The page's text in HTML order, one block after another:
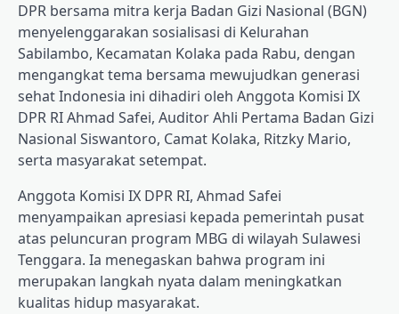
DPR bersama mitra kerja Badan Gizi Nasional (BGN)
menyelenggarakan sosialisasi di Kelurahan
Sabilambo, Kecamatan Kolaka pada Rabu, dengan
mengangkat tema bersama mewujudkan generasi
sehat Indonesia ini dihadiri oleh Anggota Komisi IX
DPR RI Ahmad Safei, Auditor Ahli Pertama Badan Gizi
Nasional Siswantoro, Camat Kolaka, Ritzky Mario,
serta masyarakat setempat.
Anggota Komisi IX DPR RI, Ahmad Safei
menyampaikan apresiasi kepada pemerintah pusat
atas peluncuran program MBG di wilayah Sulawesi
Tenggara. Ia menegaskan bahwa program ini
merupakan langkah nyata dalam meningkatkan
kualitas hidup masyarakat.